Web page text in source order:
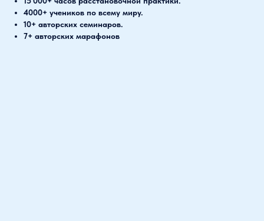
4000+ учеников по всему миру.
10+ авторских семинаров.
7+ авторских марафонов